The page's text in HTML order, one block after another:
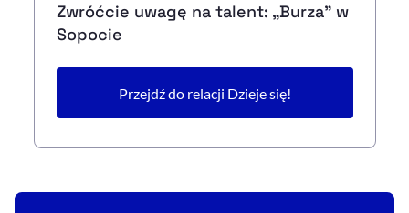
Zwróćcie uwagę na talent: „Burza” w
Sopocie
Przejdź do relacji Dzieje się!